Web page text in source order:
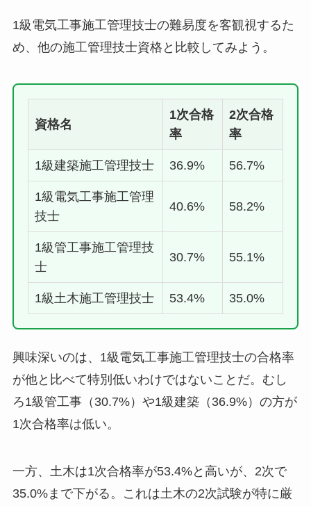
1級電気工事施工管理技士の難易度を客観視するた
め、他の施工管理技士資格と比較してみよう。
資格名
1次合格
率
2次合格
率
1級建築施工管理技士 36.9% 56.7%
1級電気工事施工管理
技士
40.6% 58.2%
1級管工事施工管理技
士
30.7% 55.1%
1級土木施工管理技士 53.4% 35.0%
興味深いのは、1級電気工事施工管理技士の合格率
が他と比べて特別低いわけではないことだ。むし
ろ1級管工事（30.7%）や1級建築（36.9%）の方が
1次合格率は低い。
一方、土木は1次合格率が53.4%と高いが、2次で
35.0%まで下がる。これは土木の2次試験が特に厳